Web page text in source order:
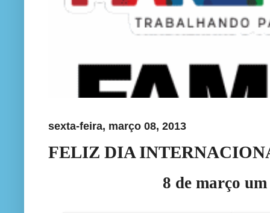
sexta-feira, março 08, 2013
FELIZ DIA
8 de março um